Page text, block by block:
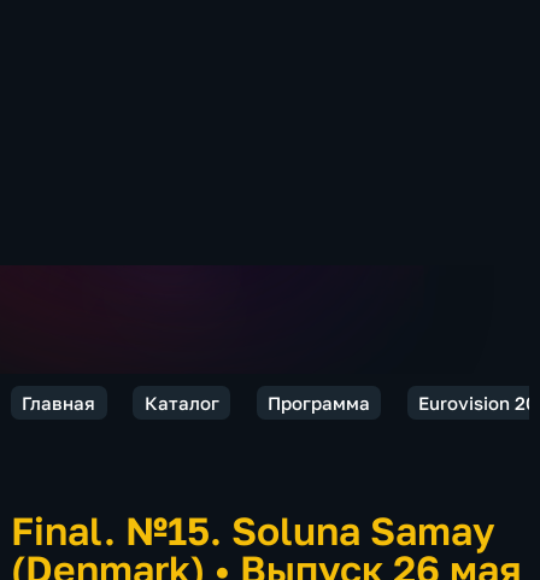
Главная Каталог Программа Eurovision
Final. №15. Soluna Samay
(Denmark) • Выпуск 26 мая